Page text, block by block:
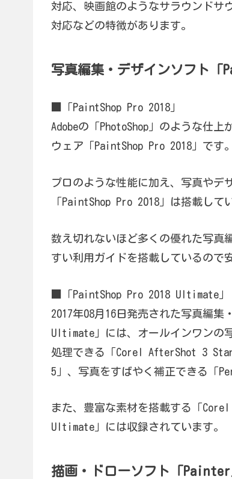
対応、映画館のようなサラウンドサ
対応などの特徴があります。
写真編集・デザインソフト「
■「PaintShop Pro 2018」
Adobeの「PhotoShop」のような仕
ウェア「PaintShop Pro 2018」です。
プロのような性能に加え、写真やデ
「PaintShop Pro 2018」は搭載して
数え切れないほど多くの優れた写真
すい利用ガイドを搭載しているので
■「PaintShop Pro 2018 Ultimate」
2017年08月16日発売された写真編
Ultimate」には、オールインワンの
処理できる「Corel AfterShot 3
5」、写真をすばやく補正できる「
また、豊富な素材を搭載する「
Ultimate」には収録されています。
描画・ドローソフト「Painter